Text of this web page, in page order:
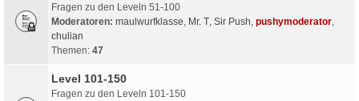
Fragen zu den Leveln 51-100
Moderatoren: maulwurfklasse, Mr. T, Sir Push, pushymoderator,
chulian
Themen: 47
Level 101-150
Fragen zu den Leveln 101-150